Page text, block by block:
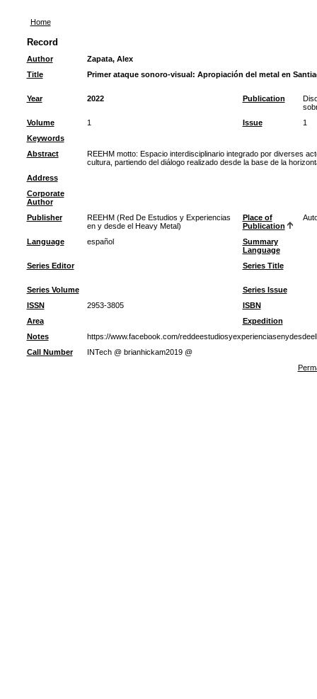
Home
Record
Author
Zapata, Alex
Title
Primer ataque sonoro-visual: Apropiación del metal en
Year 2022 Publication
Volume
1 Issue
1
Keywords
Abstract
REEHM motto: Espacio interdisciplinario integrado por diverses
cultura, partiendo del diálogo realizado desde la base de la
Address
Corporate
Author
Publisher
REEHM (Red De Estudios y Experiencias
en y desde el Heavy Metal)
Place of
Publication
Language español
Summary
Language
Series Editor
Series Title
Series Volume
Series Issue
ISSN
2953-3805
ISBN
Area
Expedition
Notes
https://www.facebook.com/
Call Number
INTech @ brianhickam2019 @